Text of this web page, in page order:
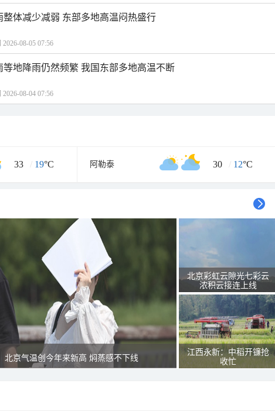
整体减少减弱 东部多地高温闷热盛行
08-05 07:56
等地降雨仍然频繁 我国东部多地高温不断
08-04 07:56
33 / 19°C 阿勒泰 30 / 12°C
北京气温创今年来新高 焖蒸感不下线
北京彩虹云隙光七彩云
浓积云接连上线
江西永新：中稻开镰抢
收忙